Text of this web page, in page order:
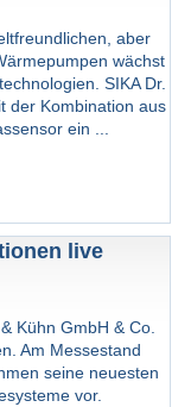
aber
wächst
SIKA Dr.
der Kombination aus
ein ...
live
Kühn GmbH & Co.
Am Messestand
seine neuesten
vor.